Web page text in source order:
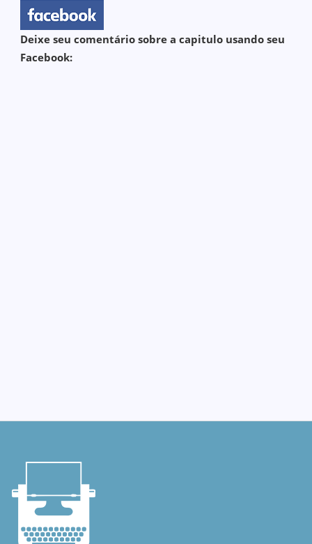
Deixe seu comentário sobre a capitulo usando seu
Facebook: